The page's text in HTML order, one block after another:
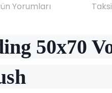
Yorumları
50x70